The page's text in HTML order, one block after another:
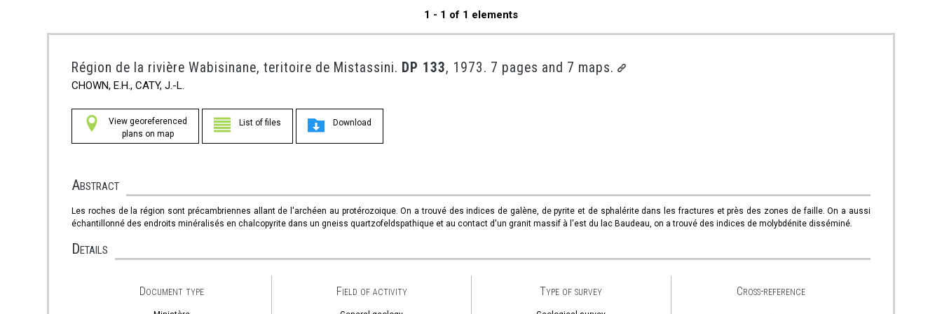
1 - 1 of 1 elements
Région de la rivière Wabisinane, teritoire de Mistassini. DP 133, 1973. 7 pages and 7 maps.
CHOWN, E.H., CATY, J.-L.
View georeferenced
plans on map
List of files Download
Abstract
Les roches de la région sont précambriennes allant de l'archéen au protérozoique. On a trouvé des indices de galène, de pyrite et de sphalérite dans les fractures et près des zones de faille. On a aussi
échantillonné des endroits minéralisés en chalcopyrite dans un gneiss quartzofeldspathique et au contact d'un granit massif à l'est du lac Baudeau, on a trouvé des indices de molybdénite disséminé.
Details
Document type Field of activity Type of survey Cross-reference